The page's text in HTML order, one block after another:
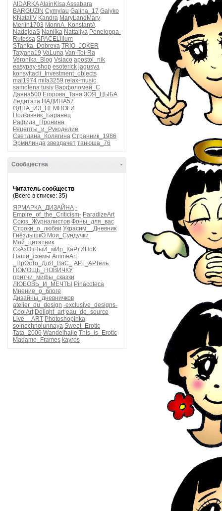
AIDARKAAlainKisaAssabara
BARGUZIN Cymylau Galina_17 Galyko
KNataliV Kandra MaryLandMary
Merlin1703 MonnA_KonstantA
NadejdaS Naniika Nattaliya Peneloppa-
Rutessa SPACELilium
STanka_Dobreva TRIO_JOKER
Tatyana19 VaLuna Van-Toi-Ra
Veronika_Blog Vsiaco apostol_nik
easypay-shop esoterick jagusya
konsyltacii_Investment_objects
mai1974 mila3259 relax-music
samolena tusiy Варфоломей_С
Даяна500 Егорова_Таня ЗОЯ_ЦЫБА
Ледитата НАДИНА57
ОДНА_ИЗ_НЕМНОГИ
Полковник_Баранец
Рафида_Пронина
Рецепты_и_Рукоделие
Светлана_Колягина Странник_1986
Эрмилинда звездачет танюша_76
-
Сообщества
Читатель сообществ
(Всего в списке: 35)
ЯРМАРКА_ДИЗАЙНА -
Empire_of_the_Criticism- ParadizeArt
Союз_Журналистов Фоны_для_вас
Строки_о_любви Украсим__Дневник
ГнёздышкО Мои_Сундучки
Мой_цитатник
СкАзОчНыЙ_мИр_КаРтИНоК
Наши_схемы AnimeArt
_ПрОсТо_ДлЯ_ВаС_
АРТ_АРТель
ПОМОЩЬ_НОВИЧКУ
притчи_мифы_сказки
ЛЮБОВЬ_И_МЕЧТЫ Pinacoteca
Мнение_о_блоге
Дизайны_дневничков
atelier_du_design -exclusive_designs-
CoolArt Delight_art eau_de_source
Live__ART Photoshopinka
solnechnolunnaya Sweet_Erotic
Tata_2006 Wandelhalle This_is_Erotic
Madame_Frames kayros